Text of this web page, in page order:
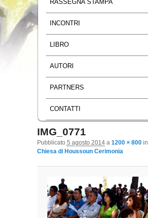
RASSEGNA STAMPA
INCONTRI
LIBRO
AUTORI
PARTNERS
CONTATTI
Navigazione immagini
IMG_0771
Pubblicato 5 agosto 2014a 1200 × 800in
Chiesa di Houssoun Cerimonia